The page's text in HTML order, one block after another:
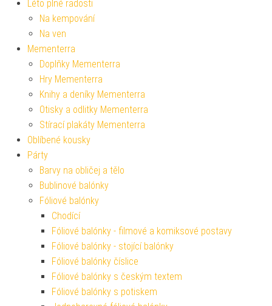
Léto plné radosti
Na kempování
Na ven
Mementerra
Doplňky Mementerra
Hry Mementerra
Knihy a deníky Mementerra
Otisky a odlitky Mementerra
Stírací plakáty Mementerra
Oblíbené kousky
Párty
Barvy na obličej a tělo
Bublinové balónky
Fóliové balónky
Chodící
Fóliové balónky - filmové a komiksové postavy
Fóliové balónky - stojící balónky
Fóliové balónky číslice
Fóliové balónky s českým textem
Fóliové balónky s potiskem